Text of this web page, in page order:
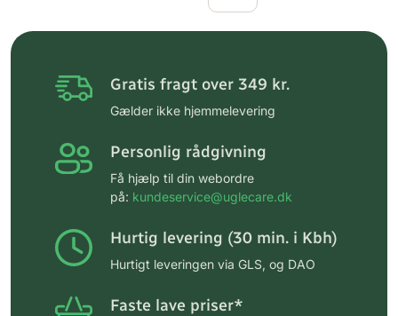
Gratis fragt over 349 kr.
Gælder ikke hjemmelevering
Personlig rådgivning
Få hjælp til din webordre
på: kundeservice@uglecare.dk
Hurtig levering (30 min. i Kbh)
Hurtigt leveringen via GLS, og DAO
Faste lave priser*